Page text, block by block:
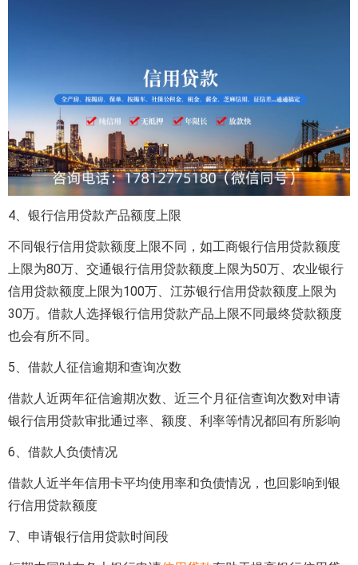
4、银行信用贷款产品额度上限
不同银行信用贷款额度上限不同，如工商银行信用贷款额度
上限为80万、交通银行信用贷款额度上限为50万、农业银行
信用贷款额度上限为100万、江苏银行信用贷款额度上限为
30万。借款人选择银行信用贷款产品上限不同最终贷款额度
也会有所不同。
5、借款人征信逾期和查询次数
借款人近两年征信逾期次数、近三个月征信查询次数对申请
银行信用贷款审批通过率、额度、利率等情况都回有所影响
6、借款人负债情况
借款人近半年信用卡平均使用率和负债情况，也回影响到银
行信用贷款额度
7、申请银行信用贷款时间段